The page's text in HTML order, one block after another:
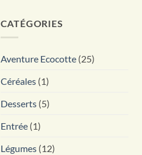
CATÉGORIES
Aventure Ecocotte(25)
Céréales(1)
Desserts(5)
Entrée(1)
Légumes(12)